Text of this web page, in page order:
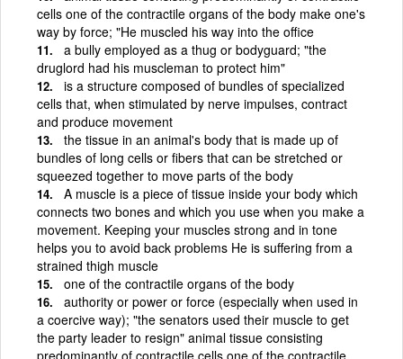
cells one of the contractile organs of the body make one's
way by force; "He muscled his way into the office
a bully employed as a thug or bodyguard; "the
druglord had his muscleman to protect him"
is a structure composed of bundles of specialized
cells that, when stimulated by nerve impulses, contract
and produce movement
the tissue in an animal's body that is made up of
bundles of long cells or fibers that can be stretched or
squeezed together to move parts of the body
A muscle is a piece of tissue inside your body which
connects two bones and which you use when you make a
movement. Keeping your muscles strong and in tone
helps you to avoid back problems He is suffering from a
strained thigh muscle
one of the contractile organs of the body
authority or power or force (especially when used in
a coercive way); "the senators used their muscle to get
the party leader to resign" animal tissue consisting
predominantly of contractile cells one of the contractile